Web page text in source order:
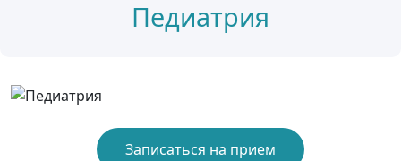
Педиатрия
Записаться на прием